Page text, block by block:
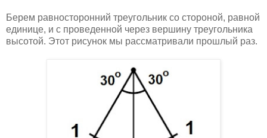
Берем равносторонний треугольник со стороной, равной
единице, и с проведенной через вершину треугольника
высотой. Этот рисунок мы рассматривали прошлый раз.